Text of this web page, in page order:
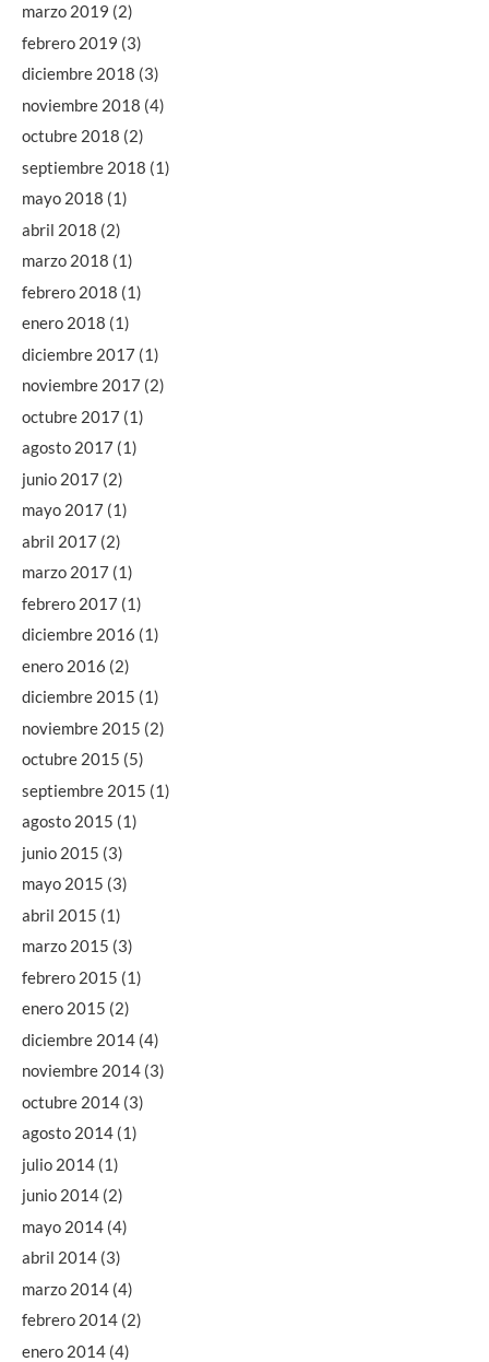
marzo 2019 (2)
febrero 2019 (3)
diciembre 2018 (3)
noviembre 2018 (4)
octubre 2018 (2)
septiembre 2018 (1)
mayo 2018 (1)
abril 2018 (2)
marzo 2018 (1)
febrero 2018 (1)
enero 2018 (1)
diciembre 2017 (1)
noviembre 2017 (2)
octubre 2017 (1)
agosto 2017 (1)
junio 2017 (2)
mayo 2017 (1)
abril 2017 (2)
marzo 2017 (1)
febrero 2017 (1)
diciembre 2016 (1)
enero 2016 (2)
diciembre 2015 (1)
noviembre 2015 (2)
octubre 2015 (5)
septiembre 2015 (1)
agosto 2015 (1)
junio 2015 (3)
mayo 2015 (3)
abril 2015 (1)
marzo 2015 (3)
febrero 2015 (1)
enero 2015 (2)
diciembre 2014 (4)
noviembre 2014 (3)
octubre 2014 (3)
agosto 2014 (1)
julio 2014 (1)
junio 2014 (2)
mayo 2014 (4)
abril 2014 (3)
marzo 2014 (4)
febrero 2014 (2)
enero 2014 (4)